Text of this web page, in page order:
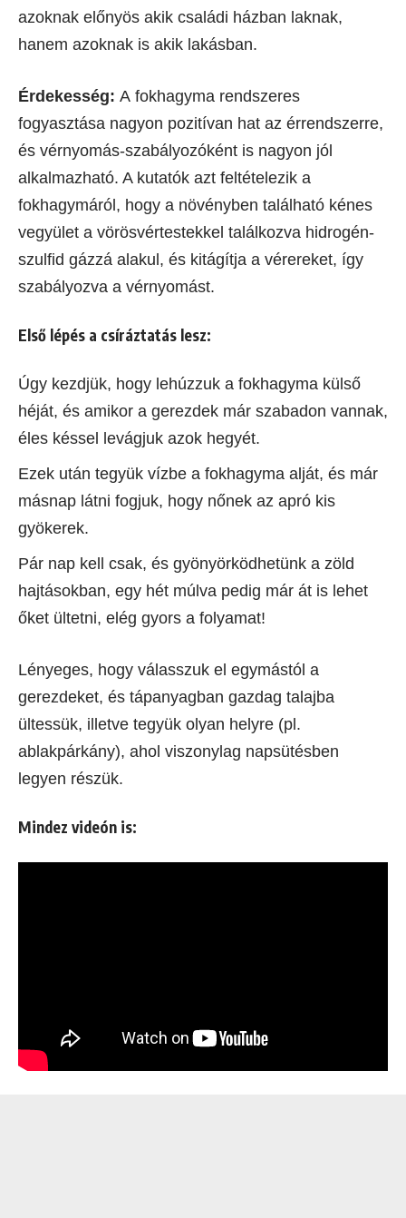
azoknak előnyös akik családi házban laknak,
hanem azoknak is akik lakásban.
Érdekesség: A fokhagyma rendszeres
fogyasztása nagyon pozitívan hat az érrendszerre,
és vérnyomás-szabályozóként is nagyon jól
alkalmazható. A kutatók azt feltételezik a
fokhagymáról, hogy a növényben található kénes
vegyület a vörösvértestekkel találkozva hidrogén-
szulfid gázzá alakul, és kitágítja a vérereket, így
szabályozva a vérnyomást.
Első lépés a csíráztatás lesz:
Úgy kezdjük, hogy lehúzzuk a fokhagyma külső
héját, és amikor a gerezdek már szabadon vannak,
éles késsel levágjuk azok hegyét.
Ezek után tegyük vízbe a fokhagyma alját, és már
másnap látni fogjuk, hogy nőnek az apró kis
gyökerek.
Pár nap kell csak, és gyönyörködhetünk a zöld
hajtásokban, egy hét múlva pedig már át is lehet
őket ültetni, elég gyors a folyamat!
Lényeges, hogy válasszuk el egymástól a
gerezdeket, és tápanyagban gazdag talajba
ültessük, illetve tegyük olyan helyre (pl.
ablakpárkány), ahol viszonylag napsütésben
legyen részük.
Mindez videón is: